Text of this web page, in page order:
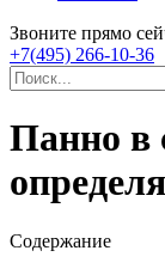
Звоните прямо
+7(495) 266-10-36
Панно в
Содержание